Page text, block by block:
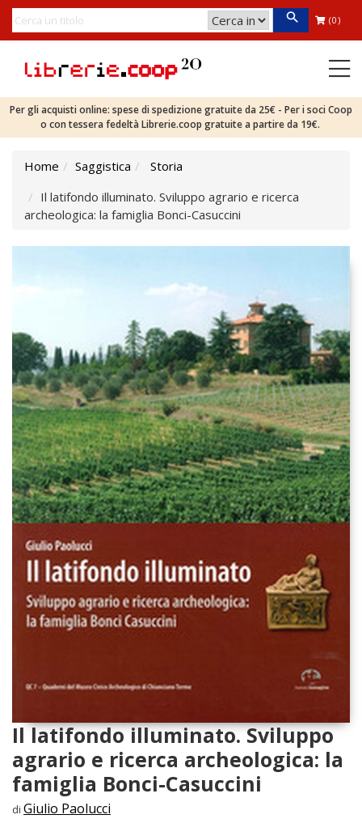
(0)
Per gli acquisti online: spese di spedizione gratuite da 25€ - Per i soci Coop
o con tessera fedeltà Librerie.coop gratuite a partire da 19€.
Home Saggistica
Storia
Il latifondo illuminato. Sviluppo agrario e ricerca
archeologica: la famiglia Bonci-Casuccini
Il latifondo illuminato. Sviluppo
agrario e ricerca archeologica: la
famiglia Bonci-Casuccini
di Giulio Paolucci